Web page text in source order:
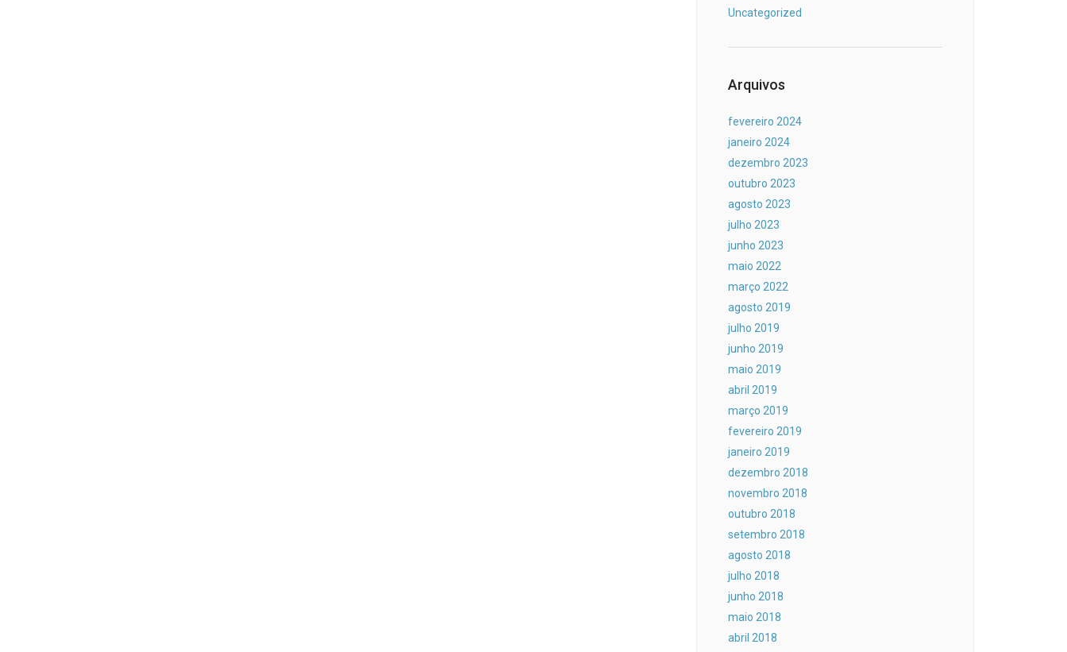
Uncategorized
Arquivos
fevereiro 2024
janeiro 2024
dezembro 2023
outubro 2023
agosto 2023
julho 2023
junho 2023
maio 2022
março 2022
agosto 2019
julho 2019
junho 2019
maio 2019
abril 2019
março 2019
fevereiro 2019
janeiro 2019
dezembro 2018
novembro 2018
outubro 2018
setembro 2018
agosto 2018
julho 2018
junho 2018
maio 2018
abril 2018